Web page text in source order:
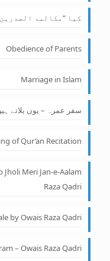
کیا “مکالمۃ
Obedience of Parents
Marriage in Islam
سفر عمرہ – یوں بلاتے
of Qur’an Recitation
Raza Qadri
by Owais Raza Qadri
– Owais Raza Qadri